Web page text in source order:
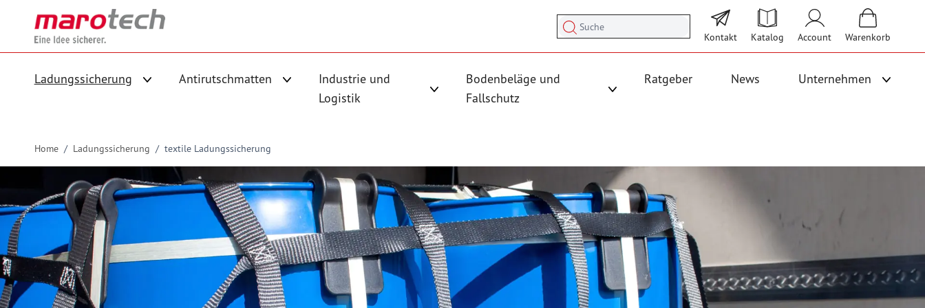
Kontakt Katalog Account Warenkorb
Ladungssicherung Antirutschmatten
Untermenü für Kategorie Antirutschmatten anzeigen
Industrie und
Logistik
Untermenü für Kategorie Industrie und Logistik anzeigen
Bodenbeläge und
Fallschutz
Ratgeber News Unternehmen
Home / Ladungssicherung / textile Ladungssicherung